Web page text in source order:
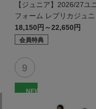
【ジュニア】2026/27ユニ
フォーム レプリカジュニ
モデル:FP1st
18,150円～22,650円
会員特典
NEW